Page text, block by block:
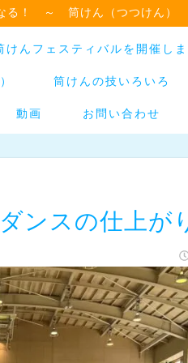
る！ ～ 筒けん（つつけん）
んフェスティバルを開催しま
筒けんの技いろいろ
動画 お問い合わせ
ンスの仕上が